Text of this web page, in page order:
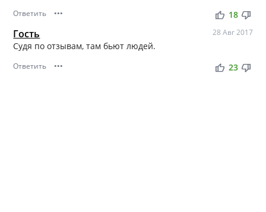
Ответить ••• thumb_up thumb_down
18
Гость 28 Авг 2017
Судя по отзывам, там бьют людей.
Ответить ••• thumb_up thumb_down
23